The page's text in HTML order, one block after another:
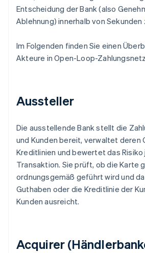
Entscheidung der Bank (also
Ablehnung) innerhalb von Sekunden
Im Folgenden finden Sie einen
Akteure in Open-Loop-
Aussteller
Die ausstellende Bank stellt die
und Kunden bereit, verwaltet deren
Kreditlinien und bewertet das
Transaktion. Sie prüft, ob die Karte
ordnungsgemäß geführt wird und
Guthaben oder die Kreditlinie der
Kunden ausreicht.
Acquirer